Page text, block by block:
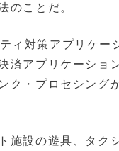
のことだ。
ィ対策アプリケー
済アプリケーショ
ク・プロセシング
施設の遊具、タク